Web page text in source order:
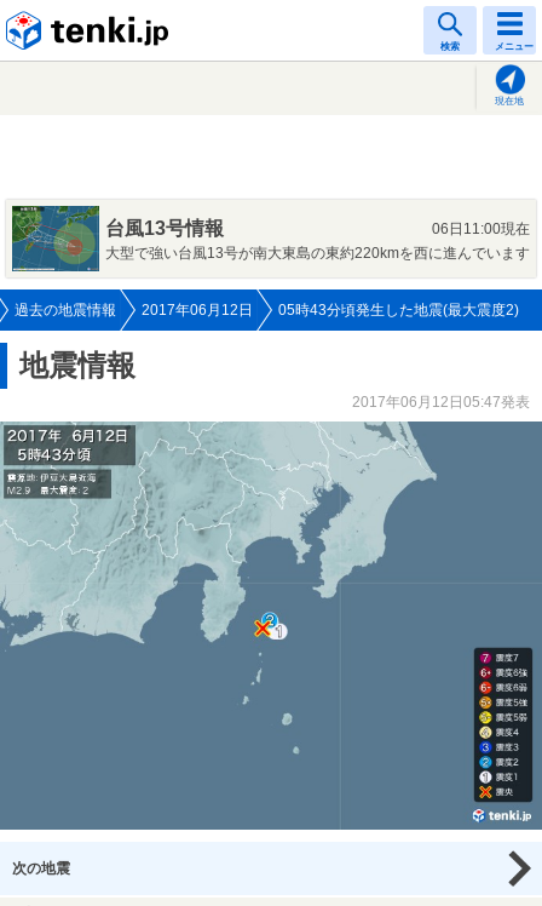
検索 メニュー
現在地
台風13号情報
06日11:00現在
大型で強い台風13号が南大東島の東約220kmを西に進んでいます
過去の地震情報 2017年06月12日 05時43分頃発生した地震(最大震度2)
地震情報
2017年06月12日05:47発表
次の地震